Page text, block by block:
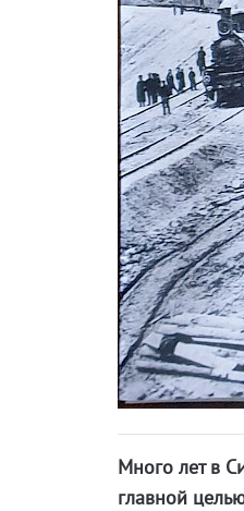
Много лет в
главной